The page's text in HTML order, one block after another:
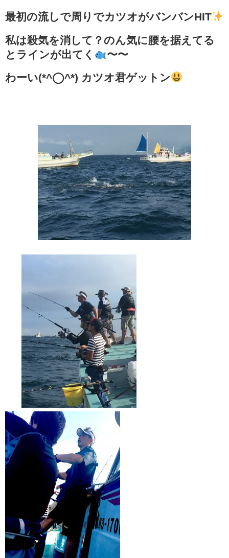
最初の流しで周りでカツオがバンバンHIT
私は殺気を消して？のん気に腰を据えてる
とラインが出てく
〜〜
わーい(*^◯^*) カツオ君ゲットン